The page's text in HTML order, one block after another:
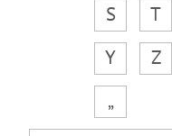
S
T
Y
Z
„